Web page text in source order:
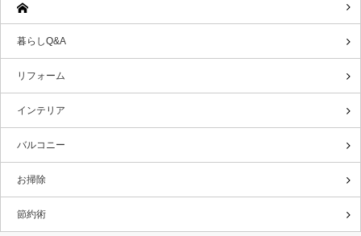
暮らしQ&A
リフォーム
インテリア
バルコニー
お掃除
節約術